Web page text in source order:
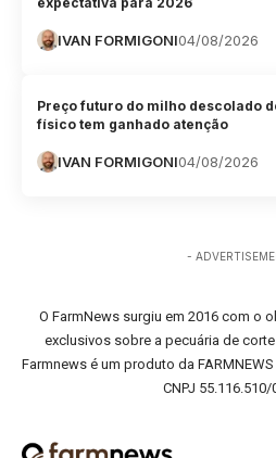
IVAN FORMIGONI04/08/2026
Preço futuro do milho descolado
físico tem ganhado atenção
IVAN FORMIGONI04/08/2026
-
O FarmNews surgiu em 2016 com o
exclusivos sobre a pecuária de
Farmnews é um produto da FARMNEWS
CNPJ 55.116.510/